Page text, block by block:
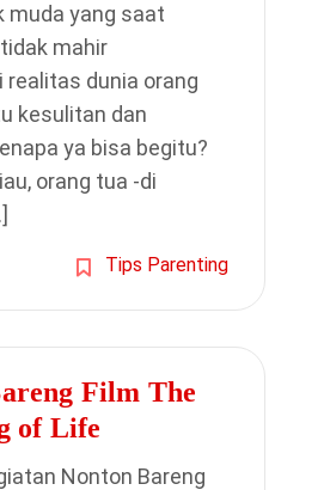
muda yang saat
mahir
realitas dunia orang
kesulitan dan
ya bisa begitu?
orang tua -di
Tips Parenting
Film The
of Life
Nonton Bareng